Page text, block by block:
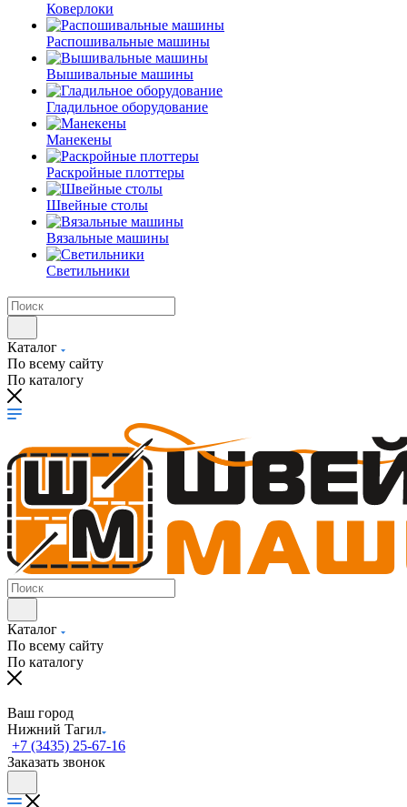
Коверлоки
Распошивальные машины
Вышивальные машины
Гладильное оборудование
Манекены
Раскройные плоттеры
Швейные столы
Вязальные машины
Светильники
Каталог
По всему сайту
По каталогу
Каталог
По всему сайту
По каталогу
Ваш город
Нижний Тагил
+7 (3435) 25-67-16
Заказать звонок